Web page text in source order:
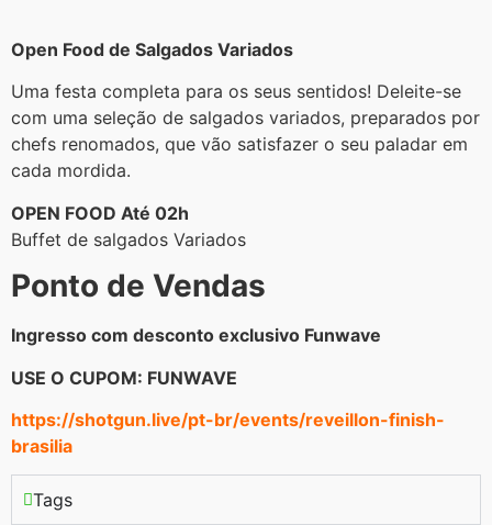
Open Food de Salgados Variados
Uma festa completa para os seus sentidos! Deleite-se
com uma seleção de salgados variados, preparados por
chefs renomados, que vão satisfazer o seu paladar em
cada mordida.
OPEN FOOD Até 02h
Buffet de salgados Variados
Ponto de Vendas
Ingresso com desconto exclusivo Funwave
USE O CUPOM: FUNWAVE
https://shotgun.live/pt-br/events/reveillon-finish-
brasilia
Tags